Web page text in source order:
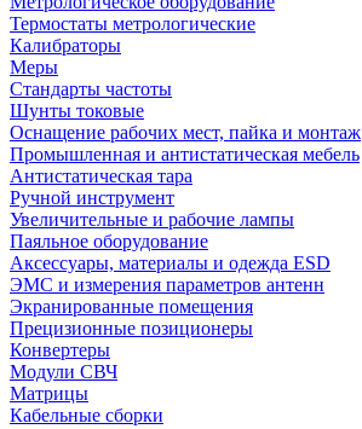
Термостаты метрологические
Калибраторы
Меры
Стандарты частоты
Шунты токовые
Оснащение рабочих мест, пайка и монтаж
Промышленная и антистатическая мебель
Антистатическая тара
Ручной инструмент
Увеличительные и рабочие лампы
Паяльное оборудование
Аксессуары, материалы и одежда ESD
ЭМС и измерения параметров антенн
Экранированные помещения
Прецизионные позиционеры
Конвертеры
Модули СВЧ
Матрицы
Кабельные сборки